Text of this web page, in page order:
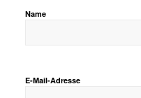
Name
E-Mail-Adresse